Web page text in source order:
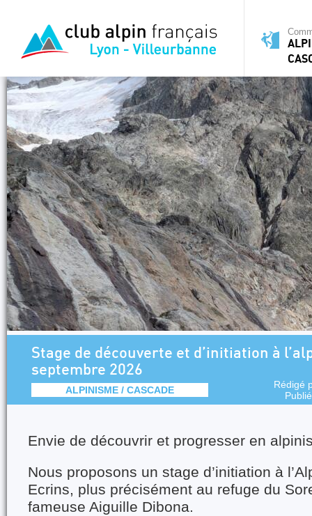
Stage de découverte et d’initiation à
septembre 2026
ALPINISME / CASCADE
Rédigé
Envie de découvrir et progresser en
Nous proposons un stage d’initiation à
Ecrins, plus précisément au refuge du
fameuse Aiguille Dibona.